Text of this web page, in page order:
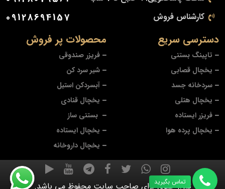
محصولات پر فروش
فریزر صندوقی
شیر سرد کن
آبسردکن استیل
یخچال قنادی
بستنی ساز
یخچال ایستاده
یخچال داروخانه
دسترسی سریع
تاپینگ بستنی
یخچال قصابی
سردخانه جسد
یخچال هتلی
فریزر ایستاده
یخچال پرده هوا
کارشناس فروش 09128694157
تمام حقوق برای صاحب سایت محفوظ می باشد.
تماس بگیرید